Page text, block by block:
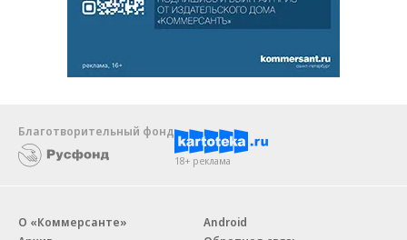
Благотворительный фонд
18+ реклама
О «Коммерсанте»
Android